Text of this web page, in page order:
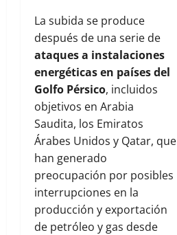
La subida se produce
después de una serie de
ataques a instalaciones
energéticas en países del
Golfo Pérsico, incluidos
objetivos en Arabia
Saudita, los Emiratos
Árabes Unidos y Qatar, que
han generado
preocupación por posibles
interrupciones en la
producción y exportación
de petróleo y gas desde